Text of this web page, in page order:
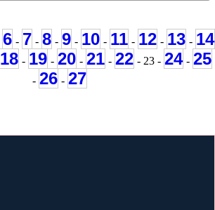
6 - 7 - 8 - 9 - 10 - 11 - 12 - 13 - 14
18 - 19 - 20 - 21 - 22 - 23 - 24 - 25
- 26 - 27